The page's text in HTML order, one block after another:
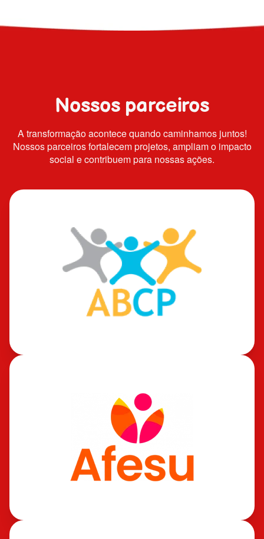
Nossos parceiros
A transformação acontece quando caminhamos juntos!
Nossos parceiros fortalecem projetos, ampliam o impacto
social e contribuem para nossas ações.